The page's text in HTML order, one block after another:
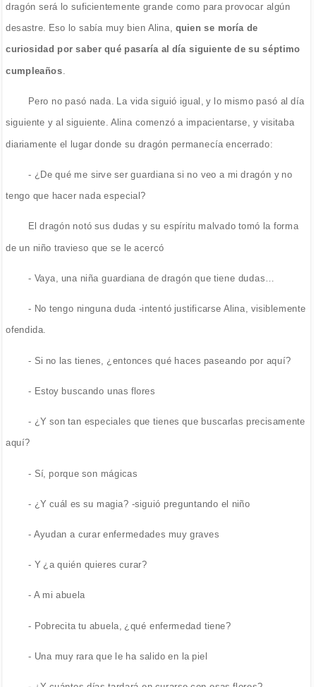
dragón será lo suficientemente grande como para provocar algún
desastre. Eso lo sabía muy bien Alina, quien se moría de
curiosidad por saber qué pasaría al día siguiente de su séptimo
cumpleaños
Pero no pasó nada. La vida siguió igual, y lo mismo pasó al día
siguiente y al siguiente. Alina comenzó a impacientarse, y visitaba
diariamente el lugar donde su dragón permanecía encerrado:
- ¿De qué me sirve ser guardiana si no veo a mi dragón y no
tengo que hacer nada especial?
El dragón notó sus dudas y su espíritu malvado tomó la forma
de un niño travieso que se le acercó
- Vaya, una niña guardiana de dragón que tiene dudas…
- No tengo ninguna duda -intentó justificarse Alina, visiblemente
ofendida.
- Si no las tienes, ¿entonces qué haces paseando por aquí?
- Estoy buscando unas flores
- ¿Y son tan especiales que tienes que buscarlas precisamente
aquí?
- Sí, porque son mágicas
- ¿Y cuál es su magia? -siguió preguntando el niño
- Ayudan a curar enfermedades muy graves
- Y ¿a quién quieres curar?
- A mi abuela
- Pobrecita tu abuela, ¿qué enfermedad tiene?
- Una muy rara que le ha salido en la piel